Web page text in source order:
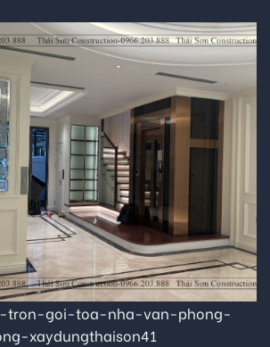
goi-toa-nha-van-phong-
xaydungthaison41